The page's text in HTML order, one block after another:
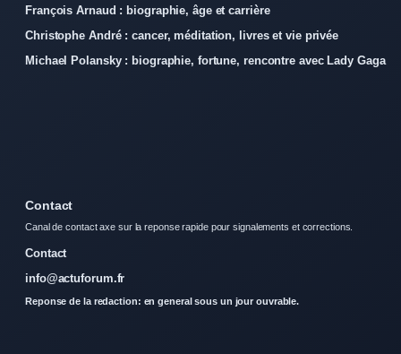
François Arnaud : biographie, âge et carrière
Christophe André : cancer, méditation, livres et vie privée
Michael Polansky : biographie, fortune, rencontre avec Lady Gaga
Contact
Canal de contact axe sur la reponse rapide pour signalements et corrections.
Contact
info@actuforum.fr
Reponse de la redaction: en general sous un jour ouvrable.